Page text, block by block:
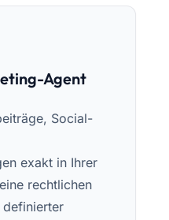
Agent
Social-
exakt in Ihrer
rechtlichen
definierter